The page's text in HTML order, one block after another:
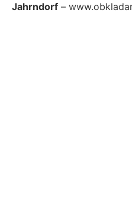
Jahrndorf –